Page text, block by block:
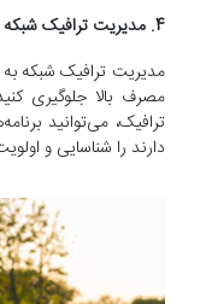
4. مدیریت ترافیک شبکه
مدیریت ترافیک شبکه
مصرف بالا جلوگیری
ترافیک، می‌توانید
دارند را شناسایی و